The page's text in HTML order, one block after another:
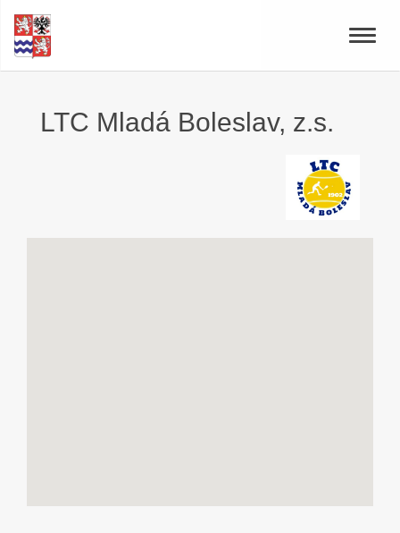
Toggle
LTC Mladá Boleslav, z.s.